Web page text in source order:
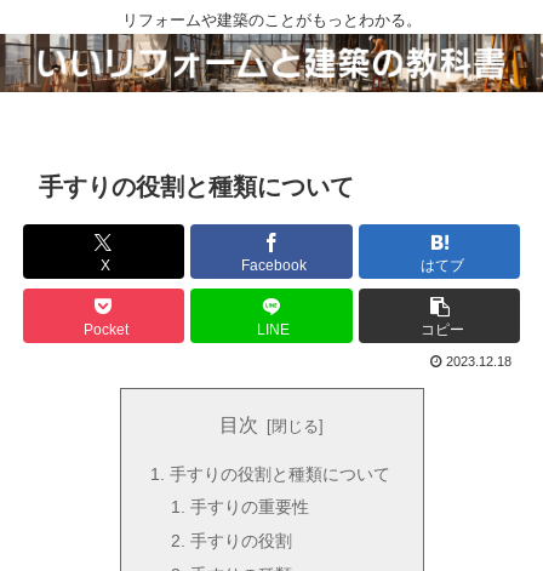
リフォームや建築のことがもっとわかる。
手すりの役割と種類について
X Facebook はてブ
Pocket LINE コピー
2023.12.18
目次
手すりの役割と種類について
手すりの重要性
手すりの役割